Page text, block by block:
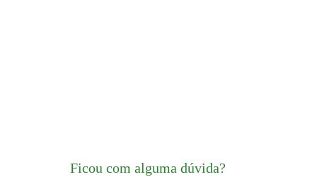
Ficou com alguma dúvida?